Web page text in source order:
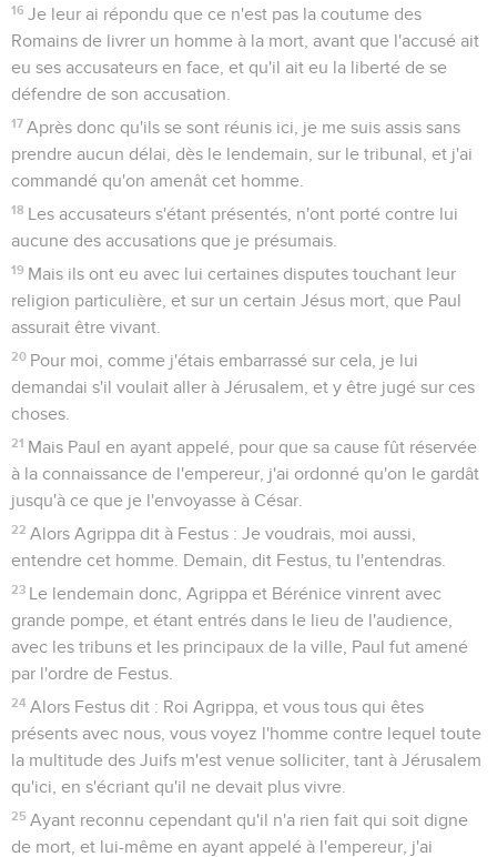
16 Je leur ai répondu que ce n'est pas la coutume des
Romains de livrer un homme à la mort, avant que l'accusé ait
eu ses accusateurs en face, et qu'il ait eu la liberté de se
défendre de son accusation.
17 Après donc qu'ils se sont réunis ici, je me suis assis sans
prendre aucun délai, dès le lendemain, sur le tribunal, et j'ai
commandé qu'on amenât cet homme.
18 Les accusateurs s'étant présentés, n'ont porté contre lui
aucune des accusations que je présumais.
19 Mais ils ont eu avec lui certaines disputes touchant leur
religion particulière, et sur un certain Jésus mort, que Paul
assurait être vivant.
20 Pour moi, comme j'étais embarrassé sur cela, je lui
demandai s'il voulait aller à Jérusalem, et y être jugé sur ces
choses.
21 Mais Paul en ayant appelé, pour que sa cause fût réservée
à la connaissance de l'empereur, j'ai ordonné qu'on le gardât
jusqu'à ce que je l'envoyasse à César.
22 Alors Agrippa dit à Festus : Je voudrais, moi aussi,
entendre cet homme. Demain, dit Festus, tu l'entendras.
23 Le lendemain donc, Agrippa et Bérénice vinrent avec
grande pompe, et étant entrés dans le lieu de l'audience,
avec les tribuns et les principaux de la ville, Paul fut amené
par l'ordre de Festus.
24 Alors Festus dit : Roi Agrippa, et vous tous qui êtes
présents avec nous, vous voyez l'homme contre lequel toute
la multitude des Juifs m'est venue solliciter, tant à Jérusalem
qu'ici, en s'écriant qu'il ne devait plus vivre.
25 Ayant reconnu cependant qu'il n'a rien fait qui soit digne
de mort, et lui-même en ayant appelé à l'empereur, j'ai